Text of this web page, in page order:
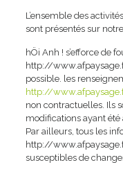
L’ensemble des
sont présentés sur
hÖi Anh ! s’efforce de
http://
possible. les
http://
non contractuelles. Ils
modifications ayant
Par ailleurs, tous les
http://
susceptibles de